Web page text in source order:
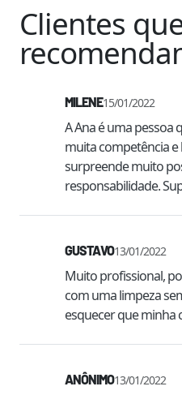
Clientes
MILENE15/01/2022
A Ana é uma pessoa
muita competência e
surpreende muito
responsabilidade.
GUSTAVO13/01/2022
Muito profissional,
com uma limpeza
esquecer que minha
ANÔNIMO13/01/2022